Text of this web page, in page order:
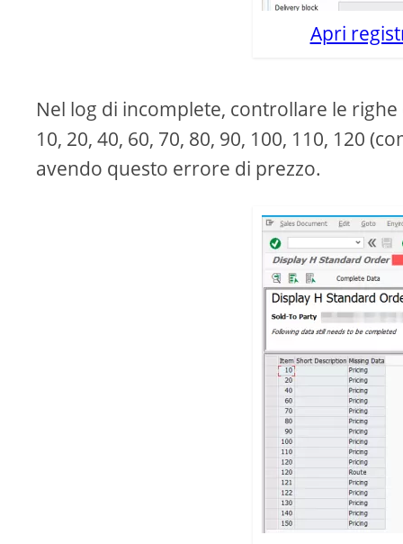
Apri
Nel log di incomplete, controllare le
10, 20, 40, 60, 70, 80, 90, 100, 110, 120
avendo questo errore di prezzo.